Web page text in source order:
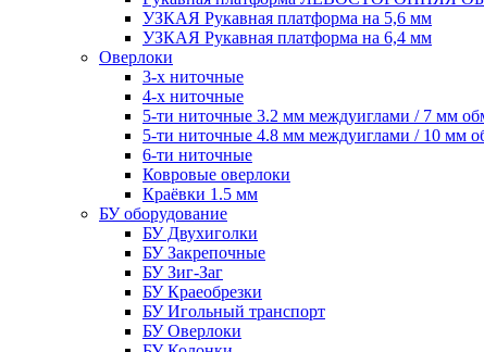
УЗКАЯ Рукавная платформа на 5,6 мм
УЗКАЯ Рукавная платформа на 6,4 мм
Оверлоки
3-х ниточные
4-х ниточные
5-ти ниточные 3.2 мм междуиглами / 7 мм
5-ти ниточные 4.8 мм междуиглами / 10 мм
6-ти ниточные
Ковровые оверлоки
Краёвки 1.5 мм
БУ оборудование
БУ Двухиголки
БУ Закрепочные
БУ Зиг-Заг
БУ Краеобрезки
БУ Игольный транспорт
БУ Оверлоки